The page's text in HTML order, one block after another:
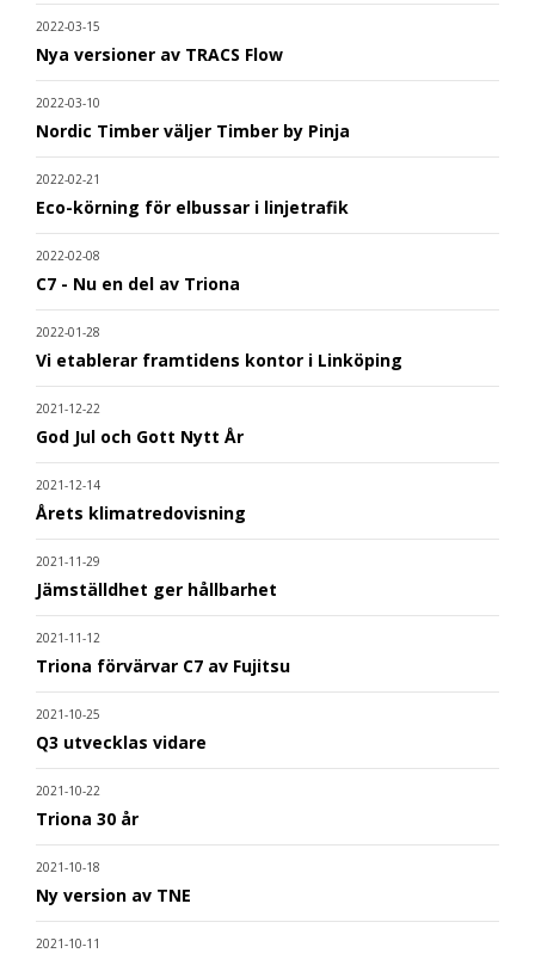
2022-03-15
Nya versioner av TRACS Flow
2022-03-10
Nordic Timber väljer Timber by Pinja
2022-02-21
Eco-körning för elbussar i linjetrafik
2022-02-08
C7 - Nu en del av Triona
2022-01-28
Vi etablerar framtidens kontor i Linköping
2021-12-22
God Jul och Gott Nytt År
2021-12-14
Årets klimatredovisning
2021-11-29
Jämställdhet ger hållbarhet
2021-11-12
Triona förvärvar C7 av Fujitsu
2021-10-25
Q3 utvecklas vidare
2021-10-22
Triona 30 år
2021-10-18
Ny version av TNE
2021-10-11